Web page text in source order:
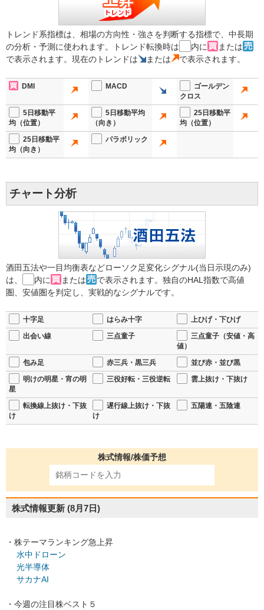
トレンド系指標は、相場の方向性・強さを判断する指標で、中長期
の分析・予測に使われます。トレンド転換時は
内に
または
で表示されます。現在のトレンドは
または で表示されます。
DMI MACD
ゴールデン
クロス
5日移動平
均（位置）
5日移動平均
（向き）
25日移動平
均（位置）
25日移動平
均（向き）
パラボリック
チャート分析
酒田五法や一目均衡表などローソク足変化シグナル(当日示現のみ)
は、
内に または
で表示されます。独自のHAL指数で高値
圏、安値圏を判定し、実戦的なシグナルです。
十字足 はらみ十字
上ひげ・下ひげ
出会い線
三点童子
三点童子（安値・高
値）
包み足
赤三兵・黒三兵
並び赤・並び黒
明けの明星・宵の明
星
三役好転・三役逆転 雲上抜け・下抜け
転換線上抜け・下抜
け
遅行線上抜け・下抜
け
五陽連・五陰連
株式情報/株価予想
株式情報更新 (8月7日)
・株テーマランキング急上昇
水中ドローン
光半導体
サカナAI
・今週の注目株ベスト５